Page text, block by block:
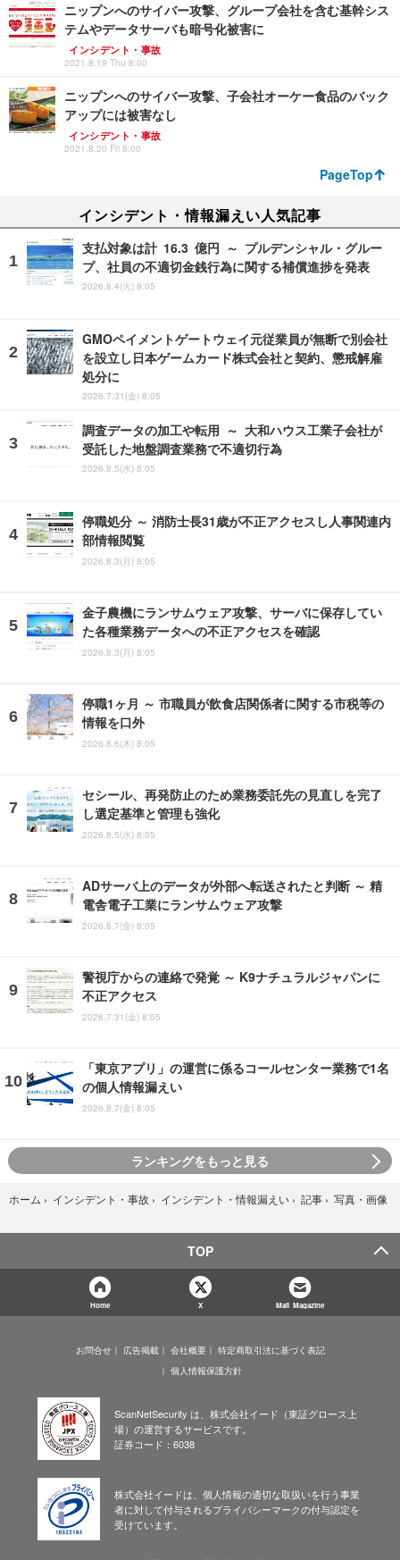
ニップンへのサイバー攻撃、グループ会社を含む基幹シス
テムやデータサーバも暗号化被害に
インシデント・事故
2021.8.19 Thu 8:00
ニップンへのサイバー攻撃、子会社オーケー食品のバック
アップには被害なし
インシデント・事故
2021.8.20 Fri 8:00
PageTop
インシデント・情報漏えい人気記事
支払対象は計 16.3 億円 ～ プルデンシャル・グルー
プ、社員の不適切金銭行為に関する補償進捗を発表
2026.8.4(火) 8:05
GMOペイメントゲートウェイ元従業員が無断で別会社
を設立し日本ゲームカード株式会社と契約、懲戒解雇
処分に
2026.7.31(金) 8:05
調査データの加工や転用 ～ 大和ハウス工業子会社が
受託した地盤調査業務で不適切行為
2026.8.5(水) 8:05
停職処分 ～ 消防士長31歳が不正アクセスし人事関連内
部情報閲覧
2026.8.3(月) 8:05
金子農機にランサムウェア攻撃、サーバに保存してい
た各種業務データへの不正アクセスを確認
2026.8.3(月) 8:05
停職1ヶ月 ～ 市職員が飲食店関係者に関する市税等の
情報を口外
2026.8.6(木) 8:05
セシール、再発防止のため業務委託先の見直しを完了
し選定基準と管理も強化
2026.8.5(水) 8:05
ADサーバ上のデータが外部へ転送されたと判断 ～ 精
電舎電子工業にランサムウェア攻撃
2026.8.7(金) 8:05
警視庁からの連絡で発覚 ～ K9ナチュラルジャパンに
不正アクセス
2026.7.31(金) 8:05
「東京アプリ」の運営に係るコールセンター業務で1名
の個人情報漏えい
2026.8.7(金) 8:05
ランキングをもっと見る
ホーム › インシデント・事故 › インシデント・情報漏えい › 記事 › 写真・画像
TOP
Home X Mail Magazine
お問合せ 広告掲載 会社概要
特定商取引法に基づく表記
個人情報保護方針
ScanNetSecurity は、株式会社イード（東証グロース上
場）の運営するサービスです。
証券コード：6038
株式会社イードは、個人情報の適切な取扱いを行う事業
者に対して付与されるプライバシーマークの付与認定を
受けています。